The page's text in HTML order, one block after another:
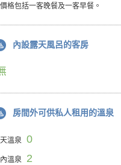
格包括一客晚餐及一客早餐。
內設露天風呂的客房
房間外可供私人租用的溫泉
溫泉 0
溫泉 2